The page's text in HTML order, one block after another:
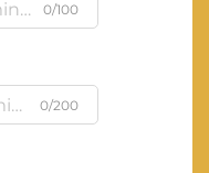
0/100
0/200